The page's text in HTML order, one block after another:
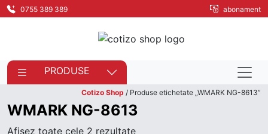
0755 389 389 abonament
PRODUSE
Cotizo Shop / Produse etichetate „WMARK NG-8613”
WMARK NG-8613
Afișez toate cele 2 rezultate